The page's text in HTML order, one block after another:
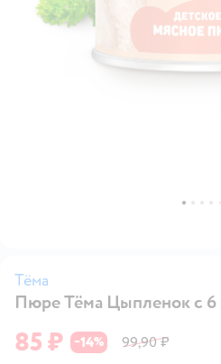
Тёма
Пюре Тёма Цыпленок с 6
85 ₽ −14%
99,90 ₽